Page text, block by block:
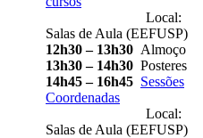
Local:
Salas de Aula (EEFUSP)
12h30 – 13h30 Almoço
13h30 – 14h30 Posteres
14h45 – 16h45 Sessões
Coordenadas
Local:
Salas de Aula (EEFUSP)